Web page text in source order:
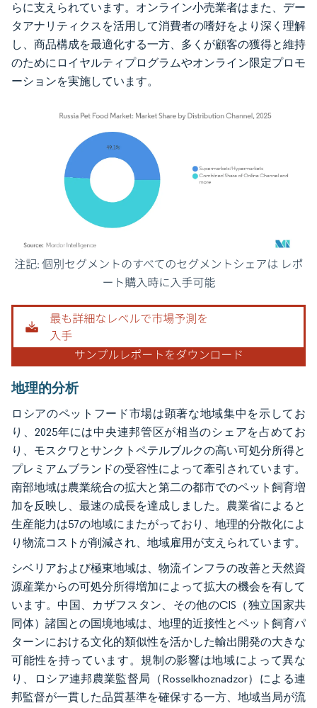
らに支えられています。オンライン小売業者はまた、デー
タアナリティクスを活用して消費者の嗜好をより深く理解
し、商品構成を最適化する一方、多くが顧客の獲得と維持
のためにロイヤルティプログラムやオンライン限定プロモ
ーションを実施しています。
画像 © Mordor Intelligence。再利用にはCC BY 4.0の表示が必要です。
地理的分析
ロシアのペットフード市場は顕著な地域集中を示してお
り、2025年には中央連邦管区が相当のシェアを占めてお
り、モスクワとサンクトペテルブルクの高い可処分所得と
プレミアムブランドの受容性によって牽引されています。
南部地域は農業統合の拡大と第二の都市でのペット飼育増
加を反映し、最速の成長を達成しました。農業省によると
生産能力は57の地域にまたがっており、地理的分散化によ
り物流コストが削減され、地域雇用が支えられています。
シベリアおよび極東地域は、物流インフラの改善と天然資
源産業からの可処分所得増加によって拡大の機会を有して
います。中国、カザフスタン、その他のCIS（独立国家共
同体）諸国との国境地域は、地理的近接性とペット飼育パ
ターンにおける文化的類似性を活かした輸出開発の大きな
可能性を持っています。規制の影響は地域によって異な
り、ロシア連邦農業監督局（Rosselkhoznadzor）による連
邦監督が一貫した品質基準を確保する一方、地域当局が流